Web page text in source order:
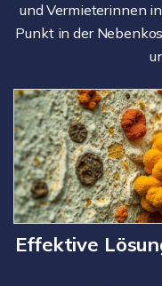
und Vermieterinnen
Punkt in der
Effektive